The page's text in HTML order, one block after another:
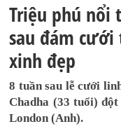
Triệu phú nổi
sau đám
xinh đẹp
8 tuần sau lễ cưới
Chadha (33 tuổi)
London (Anh).